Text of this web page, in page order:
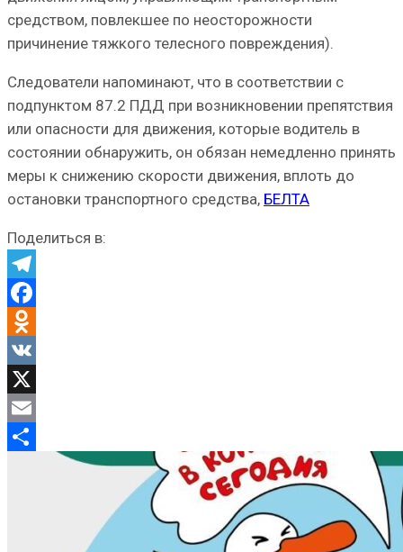
средством, повлекшее по неосторожности
причинение тяжкого телесного повреждения).
Следователи напоминают, что в соответствии с
подпунктом 87.2 ПДД при возникновении препятствия
или опасности для движения, которые водитель в
состоянии обнаружить, он обязан немедленно принять
меры к снижению скорости движения, вплоть до
остановки транспортного средства, БЕЛТА
Поделиться в:
Telegram
Facebook
Odnoklassniki
VK
X
Email
Отправить